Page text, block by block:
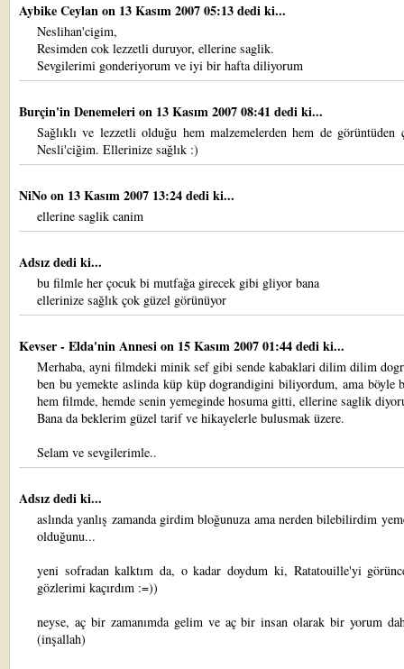
Aybike Ceylanon 13 Kasım 2007 05:13 dedi ki...
Neslihan'cigim,
Resimden cok lezzetli duruyor, ellerine saglik.
Sevgilerimi gonderiyorum ve iyi bir hafta diliyorum
Burçin'in Denemelerion 13 Kasım 2007 08:41 dedi ki...
Sağlıklı ve lezzetli olduğu hem malzemelerden hem de görüntüden
Nesli'ciğim. Ellerinize sağlık :)
NiNoon 13 Kasım 2007 13:24 dedi ki...
ellerine saglik canim
Adsız dedi ki...
bu filmle her çocuk bi mutfağa girecek gibi gliyor bana
ellerinize sağlık çok güzel görünüyor
Kevser - Elda'nin Annesion 15 Kasım 2007 01:44 dedi ki...
Merhaba, ayni filmdeki minik sef gibi sende kabaklari dilim dilim
ben bu yemekte aslinda küp küp dograndigini biliyordum, ama böyle
hem filmde, hemde senin yemeginde hosuma gitti, ellerine saglik
Bana da beklerim güzel tarif ve hikayelerle bulusmak üzere.
Selam ve sevgilerimle..
Adsız dedi ki...
aslında yanlış zamanda girdim bloğunuza ama nerden bilebilirdim
olduğunu...
yeni sofradan kalktım da, o kadar doydum ki, Ratatouille'yi
gözlerimi kaçırdım :=))
neyse, aç bir zamanımda gelim ve aç bir insan olarak bir yorum
(inşallah)